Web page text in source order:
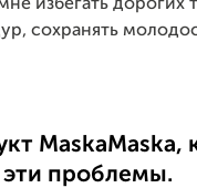
избегать
сохранять
MaskaMaska,
проблемы.